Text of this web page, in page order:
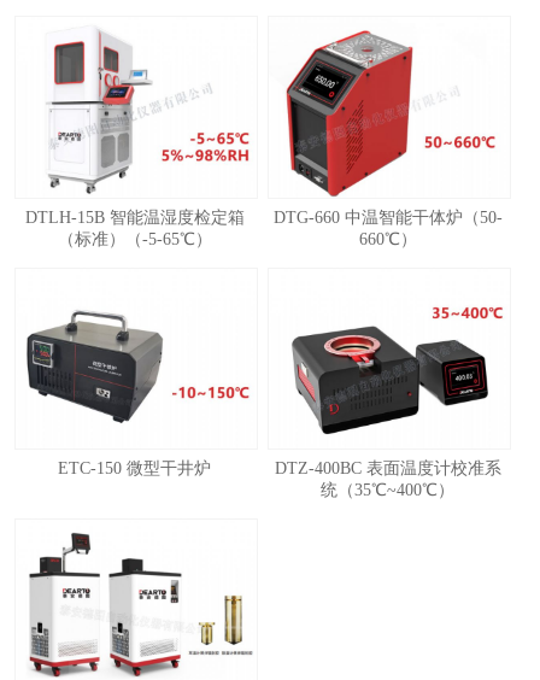
DTLH-15B 智能温湿度检定箱
（标准）（-5-65℃）
DTG-660 中温智能干体炉（50-
660℃）
ETC-150 微型干井炉
DTZ-400BC 表面温度计校准系
统（35℃~400℃）